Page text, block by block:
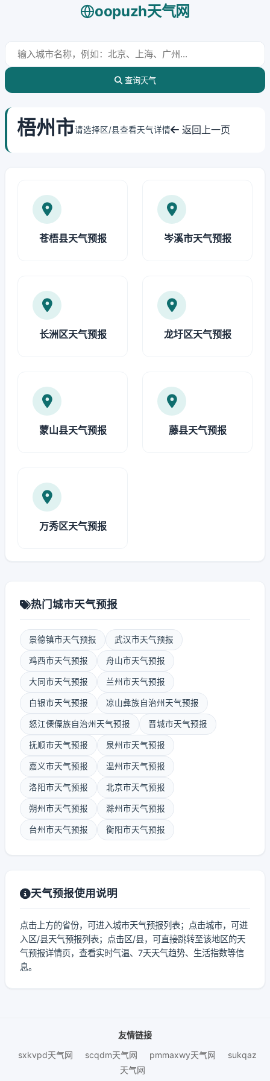
oopuzh天气网
查询天气
梧州市请选择区/县查看天气详情 返回上一页
苍梧县天气预报 岑溪市天气预报
长洲区天气预报 龙圩区天气预报
蒙山县天气预报 藤县天气预报
万秀区天气预报
热门城市天气预报
景德镇市天气预报 武汉市天气预报
鸡西市天气预报 舟山市天气预报
大同市天气预报 兰州市天气预报
白银市天气预报 凉山彝族自治州天气预报
怒江傈僳族自治州天气预报 晋城市天气预报
抚顺市天气预报 泉州市天气预报
嘉义市天气预报 温州市天气预报
洛阳市天气预报 北京市天气预报
朔州市天气预报 滁州市天气预报
台州市天气预报 衡阳市天气预报
天气预报使用说明
点击上方的省份，可进入城市天气预报列表；点击城市，可进
入区/县天气预报列表；点击区/县，可直接跳转至该地区的天
气预报详情页，查看实时气温、7天天气趋势、生活指数等信
息。
友情链接
sxkvpd天气网
scqdm天气网 pmmaxwy天气网
sukqaz
天气网